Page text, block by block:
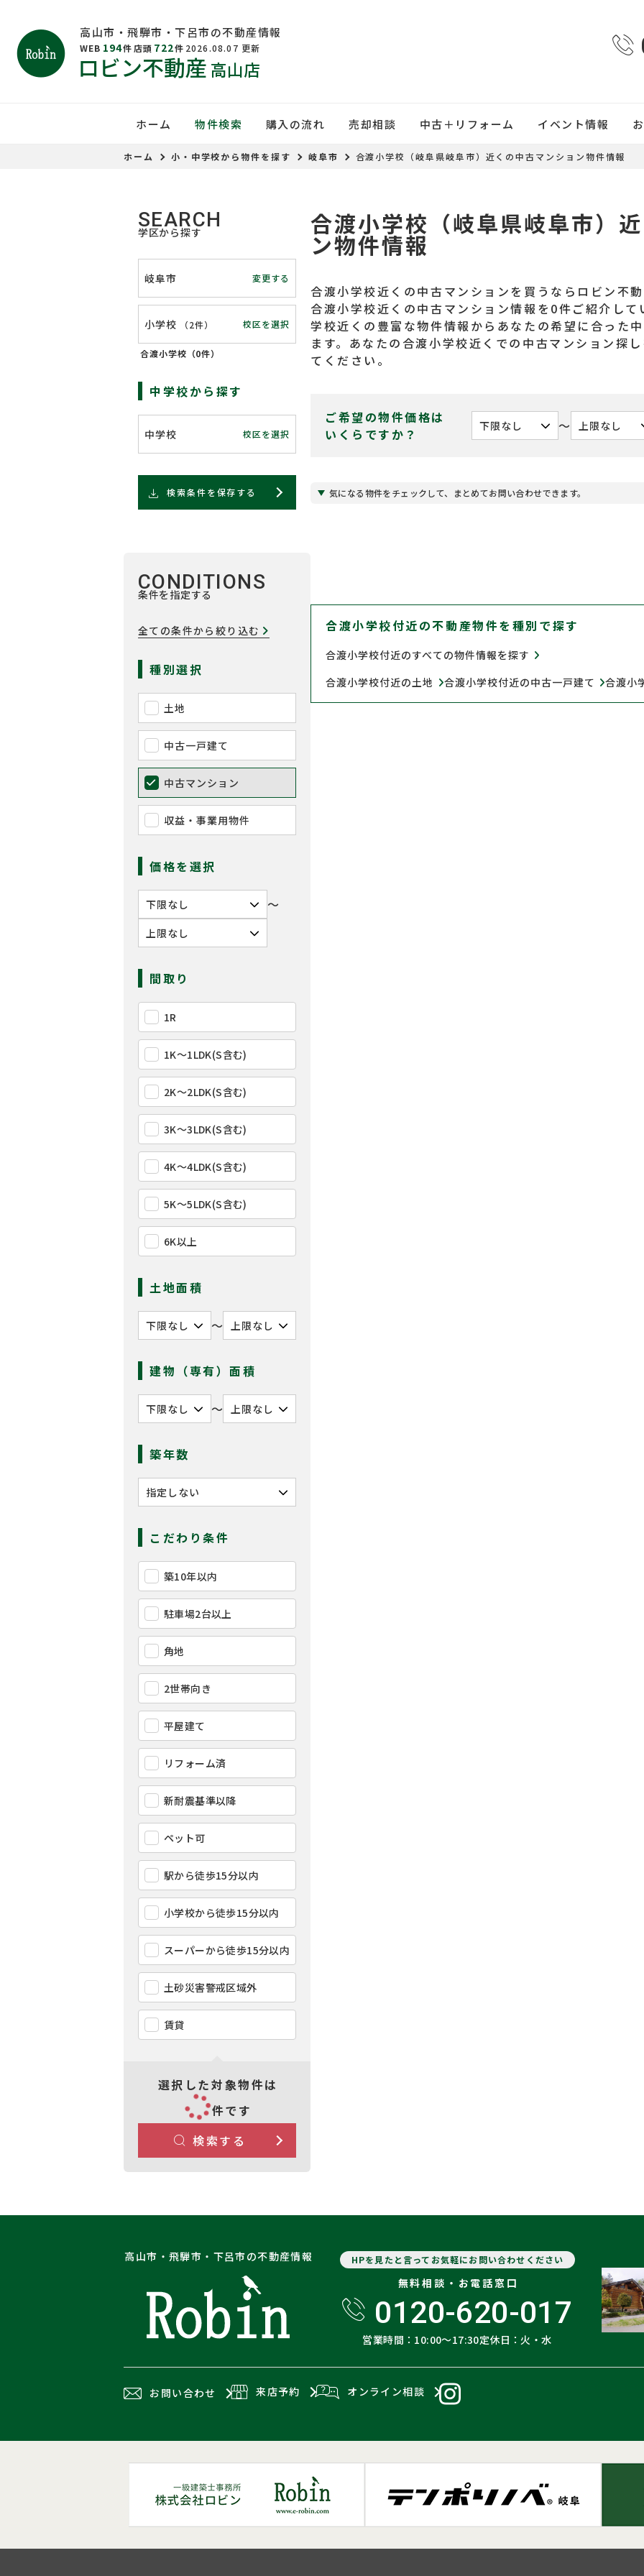
高山市・飛騨市・下呂市の不動産情報
WEB 194件 店頭 722件 2026.08.07 更新
ロビン不動産 高山店
ホーム 物件検索 購入の流れ 売却相談 中古＋リフォーム イベント情報
ホーム 小・中学校から物件を探す 岐阜市 合渡小学校（岐阜県岐阜市）近くの中古マンション物件情報
合渡小学校（岐阜県岐阜市）
ン物件情報
合渡小学校近くの中古マンションを買うならロビン不
合渡小学校近くの中古マンション情報を0件ご紹介し
学校近くの豊富な物件情報からあなたの希望に合った
ます。あなたの合渡小学校近くでの中古マンション探
てください。
ご希望の物件価格は
いくらですか？
〜
気になる物件をチェックして、まとめてお問い合わせできます。
合渡小学校付近の不動産物件を種別で探す
合渡小学校付近のすべての物件情報を探す
合渡小学校付近の土地
合渡小学校付近の中古一戸建て 合渡小
SEARCH
学区から探す
岐阜市 変更する
小学校 （2件） 校区を選択
合渡小学校（0件）
中学校から探す
中学校 校区を選択
検索条件を保存する
CONDITIONS
条件を指定する
全ての条件から絞り込む
種別選択
土地
中古一戸建て
中古マンション
収益・事業用物件
価格を選択
〜
間取り
1R
1K〜1LDK(S含む)
2K〜2LDK(S含む)
3K〜3LDK(S含む)
4K〜4LDK(S含む)
5K〜5LDK(S含む)
6K以上
土地面積
〜
建物（専有）面積
〜
築年数
こだわり条件
築10年以内
駐車場2台以上
角地
2世帯向き
平屋建て
リフォーム済
新耐震基準以降
ペット可
駅から徒歩15分以内
小学校から徒歩15分以内
スーパーから徒歩15分以内
土砂災害警戒区域外
賃貸
選択した対象物件は
件です
検索する
高山市・飛騨市・下呂市の不動産情報 HPを見たと言ってお気軽にお問い合わせください
無料相談・お電話窓口
0120-620-017
営業時間：10:00〜17:30定休日：火・水
お問い合わせ 来店予約 オンライン相談